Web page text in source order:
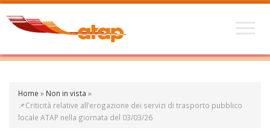
Home » Non in vista »
📌Criticità relative all’erogazione dei servizi di trasporto pubblico
locale ATAP nella giornata del 03/03/26